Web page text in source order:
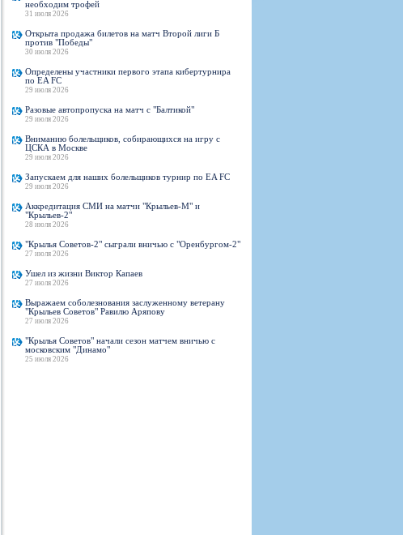
необходим трофей
31 июля 2026
Открыта продажа билетов на матч Второй лиги Б
против "Победы"
30 июля 2026
Определены участники первого этапа кибертурнира
по EA FC
29 июля 2026
Разовые автопропуска на матч с "Балтикой"
29 июля 2026
Вниманию болельщиков, собирающихся на игру с
ЦСКА в Москве
29 июля 2026
Запускаем для наших болельщиков турнир по EA FC
29 июля 2026
Аккредитация СМИ на матчи "Крыльев-М" и
"Крыльев-2"
28 июля 2026
"Крылья Советов-2" сыграли вничью с "Оренбургом-2"
27 июля 2026
Ушел из жизни Виктор Капаев
27 июля 2026
Выражаем соболезнования заслуженному ветерану
"Крыльев Советов" Равилю Аряпову
27 июля 2026
"Крылья Советов" начали сезон матчем вничью с
московским "Динамо"
25 июля 2026